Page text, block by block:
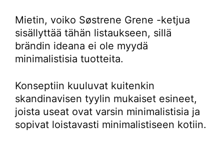
Mietin, voiko Søstrene Grene -ketjua
sisällyttää tähän listaukseen, sillä
brändin ideana ei ole myydä
minimalistisia tuotteita.
Konseptiin kuuluvat kuitenkin
skandinavisen tyylin mukaiset esineet,
joista useat ovat varsin minimalistisia ja
sopivat loistavasti minimalistiseen kotiin.